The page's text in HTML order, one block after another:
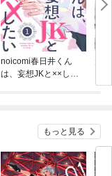
noicomi春日井くん
は、妄想JKと××した
元
ま
もっと見る